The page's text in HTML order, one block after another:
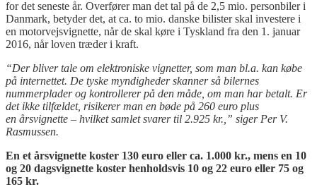
for det seneste år. Overfører man det tal på de 2,5 mio. personbiler i
Danmark, betyder det, at ca. to mio. danske bilister skal investere i
en motorvejsvignette, når de skal køre i Tyskland fra den 1. januar
2016, når loven træder i kraft.
“Der bliver tale om elektroniske vignetter, som man bl.a. kan købe
på internettet. De tyske myndigheder skanner så bilernes
nummerplader og kontrollerer på den måde, om man har betalt. Er
det ikke tilfældet, risikerer man en bøde på 260 euro plus
en årsvignette – hvilket samlet svarer til 2.925 kr.,” siger Per V.
Rasmussen.
En et årsvignette koster 130 euro eller ca. 1.000 kr., mens en 10
og 20 dagsvignette koster henholdsvis 10 og 22 euro eller 75 og
165 kr.